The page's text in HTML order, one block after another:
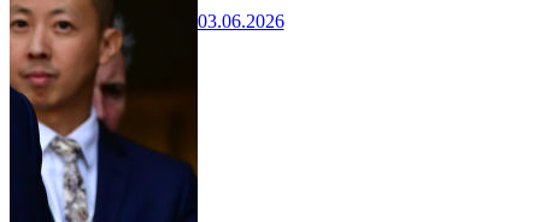
03.06.2026